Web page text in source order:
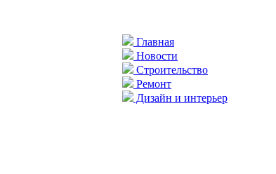
Главная
Новости
Строительство
Ремонт
Дизайн и интерьер